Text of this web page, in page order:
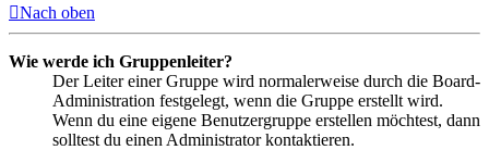
Nach oben
Wie werde ich Gruppenleiter?
Der Leiter einer Gruppe wird normalerweise durch die Board-
Administration festgelegt, wenn die Gruppe erstellt wird.
Wenn du eine eigene Benutzergruppe erstellen möchtest, dann
solltest du einen Administrator kontaktieren.